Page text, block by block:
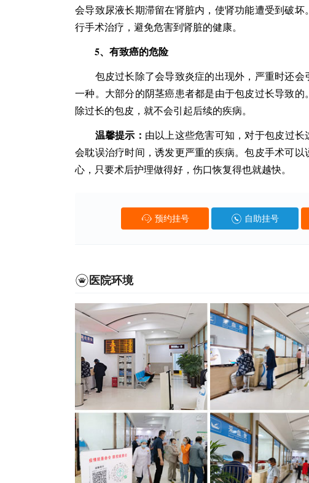
会导致尿液长期滞留在肾脏内，使肾功能遭受到破
行手术治疗，避免危害到肾脏的健康。
5、有致癌的危险
包皮过长除了会导致炎症的出现外，严重时还会
一种。大部分的阴茎癌患者都是由于包皮过长导致
除过长的包皮，就不会引起后续的疾病。
温馨提示： 由以上这些危害可知，对于包皮过
会耽误治疗时间，诱发更严重的疾病。包皮手术可
心，只要术后护理做得好，伤口恢复得也就越快。
预约挂号 自助挂号
医院环境